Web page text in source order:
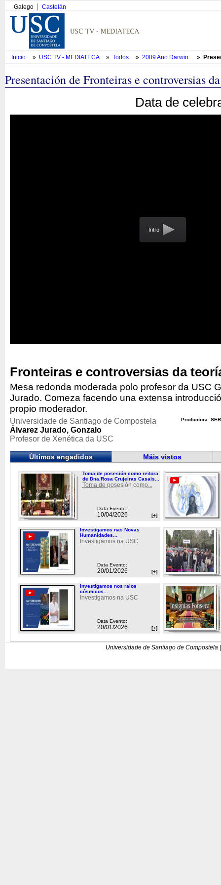
Galego Castelán
Inicio » USC TV - MEDIATECA » Todos » 2009 Ano Darwin. »
Presentación de Fronteiras e controversias
Data de
Intro
Fronteiras e controversias da
Mesa redonda moderada polo profesor da USC
Jurado. Comeza facendo una extensa
propio moderador.
Productora:
Universidade de Santiago de Compostela
Álvarez Jurado, Gonzalo
Profesor de Xenética da USC
Últimos engadidos Máis vistos
Toma de posesión como reitora
de Dna.Rosa Crujeiras Casais...
Toma de posesión como...
Data Evento:
10/04/2026 [+]
Investigamos nas Novas
Humanidades...
Investigamos na USC
Data Evento:
20/01/2026 [+]
Investigamos nos raios
cósmicos...
Investigamos na USC
Data Evento:
20/01/2026 [+]
Universidade de Santiago de